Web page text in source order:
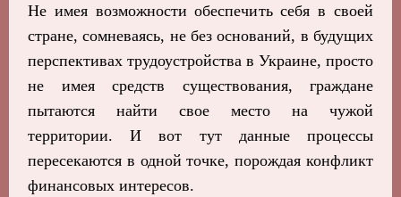
Не имея возможности обеспечить себя в своей
стране, сомневаясь, не без оснований, в будущих
перспективах трудоустройства в Украине, просто
не имея средств существования, граждане
пытаются найти свое место на чужой
территории. И вот тут данные процессы
пересекаются в одной точке, порождая конфликт
финансовых интересов.